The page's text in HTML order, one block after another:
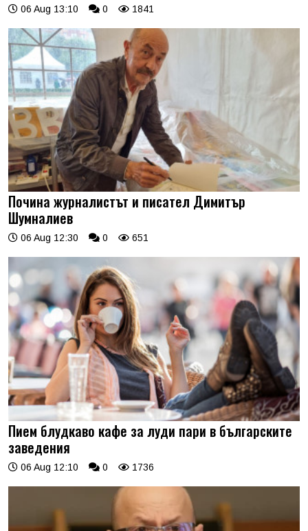
06 Aug 13:10 0 1841
Почина журналистът и писател Димитър
Шумналиев
06 Aug 12:30 0 651
Пием блудкаво кафе за луди пари в българските
заведения
06 Aug 12:10 0 1736